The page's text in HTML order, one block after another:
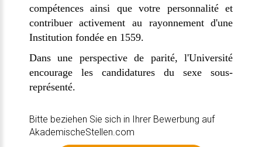
compétences ainsi que votre personnalité et
contribuer activement au rayonnement d'une
Institution fondée en 1559.
Dans une perspective de parité, l'Université
encourage les candidatures du sexe sous-
représenté.
Bitte beziehen Sie sich in Ihrer Bewerbung auf
AkademischeStellen.com